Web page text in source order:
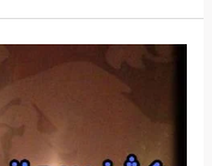
كالمجنون
مجرب